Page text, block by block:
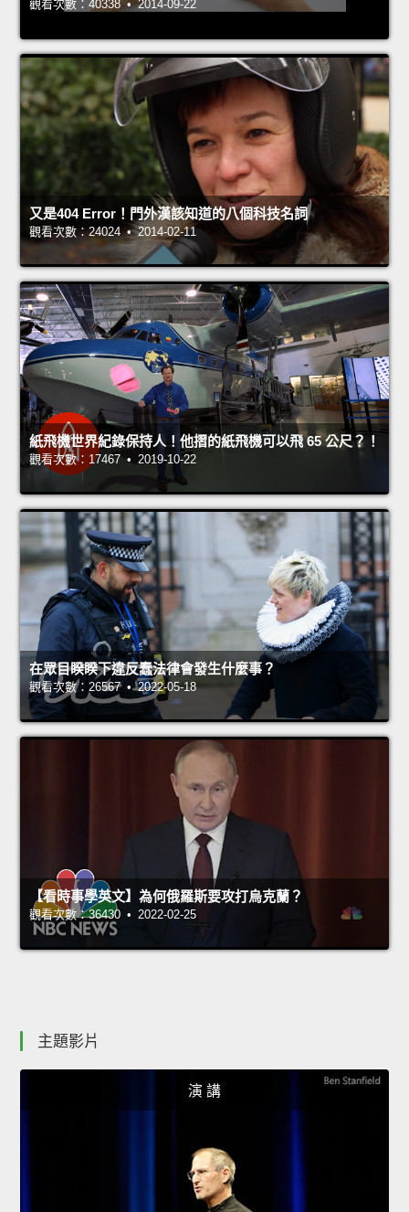
觀看次數：40338 • 2014-09-22
又是404 Error！門外漢該知道的八個科技名詞
觀看次數：24024 • 2014-02-11
紙飛機世界紀錄保持人！他摺的紙飛機可以飛 65 公尺？！
觀看次數：17467 • 2019-10-22
在眾目睽睽下違反蠢法律會發生什麼事？
觀看次數：26567 • 2022-05-18
【看時事學英文】為何俄羅斯要攻打烏克蘭？
觀看次數：36430 • 2022-02-25
主題影片
演 講